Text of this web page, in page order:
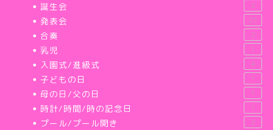
誕生会 2
発表会 25
合奏 2
乳児 1
入園式/進級式 4
子どもの日 1
母の日/父の日 1
時計/時間/時の記念日 1
プール/プール開き 2